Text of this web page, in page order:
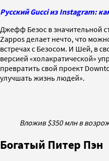
Русский Gucci из Instagram:
Джефф Безос в значительной
Zappos делает нечто, что
встречах с Безосом. И Шей, в
версией «холакратической»
превратить свой проект
улучшать жизнь людей».
Вложив $350 млн в
Богатый Питер Пэн